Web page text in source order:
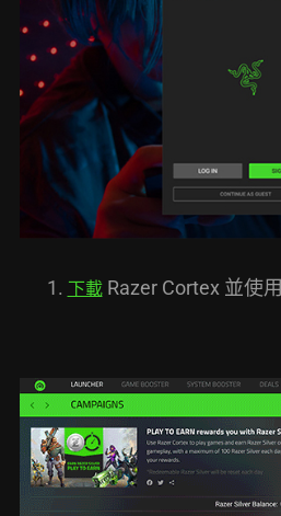
1. 下載Razer Cortex 並使